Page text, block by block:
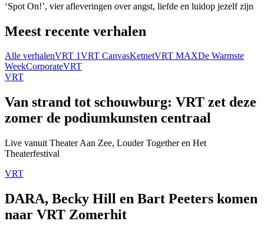
‘Spot On!’, vier afleveringen over angst, liefde en luidop jezelf zijn
Meest recente verhalen
Alle verhalenVRT 1VRT CanvasKetnetVRT MAXDe Warmste
WeekCorporateVRT
VRT
Van strand tot schouwburg: VRT zet deze
zomer de podiumkunsten centraal
Live vanuit Theater Aan Zee, Louder Together en Het
Theaterfestival
VRT
DARA, Becky Hill en Bart Peeters komen
naar VRT Zomerhit